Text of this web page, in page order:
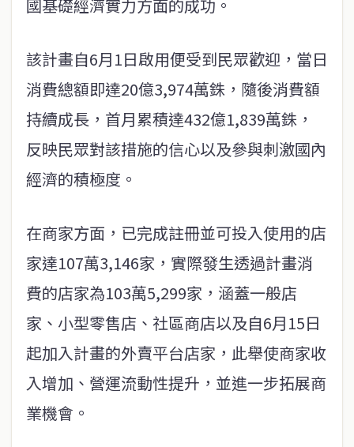
國基礎經濟實力方面的成功。
該計畫自6月1日啟用便受到民眾歡迎，當日
消費總額即達20億3,974萬銖，隨後消費額
持續成長，首月累積達432億1,839萬銖，
反映民眾對該措施的信心以及參與刺激國內
經濟的積極度。
在商家方面，已完成註冊並可投入使用的店
家達107萬3,146家，實際發生透過計畫消
費的店家為103萬5,299家，涵蓋一般店
家、小型零售店、社區商店以及自6月15日
起加入計畫的外賣平台店家，此舉使商家收
入增加、營運流動性提升，並進一步拓展商
業機會。